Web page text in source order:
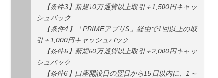
【条件3】新規10万通貨以上取引＋1,500円キャッ
シュバック
【条件4】「PRIMEアプリS」経由で1回以上の取
引＋1,000円キャッシュバック
【条件5】新規50万通貨以上取引＋2,000円キャッ
シュバック
【条件6】口座開設日の翌日から15日以内に、1～